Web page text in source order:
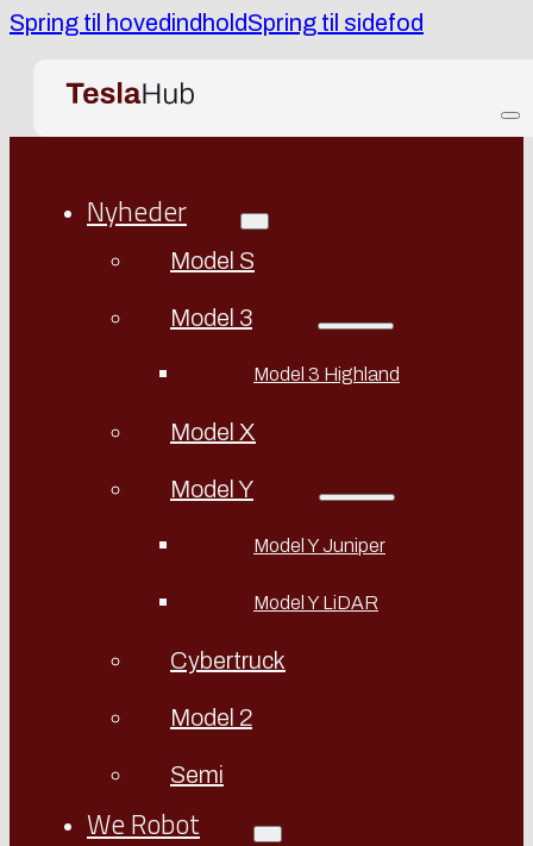
Spring til hovedindholdSpring til sidefod
Nyheder
Model S
Model 3
Model 3 Highland
Model X
Model Y
Model Y Juniper
Model Y LiDAR
Cybertruck
Model 2
Semi
We Robot